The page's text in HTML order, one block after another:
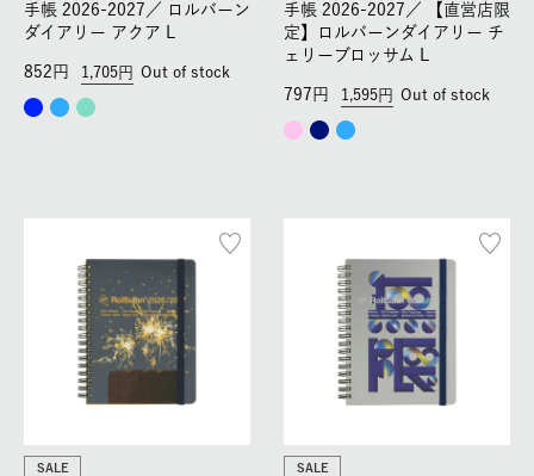
手帳 2026-2027／
ロルバーン
ダイアリー アクア L
1,705
852 Out of stock
手帳 2026-2027／
【直営店限
定】ロルバーンダイアリー チ
ェリーブロッサム L
1,595
797 Out of stock
SALE SALE